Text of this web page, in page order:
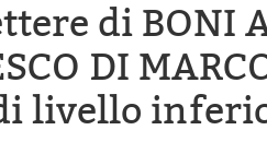
di BONI
DI
livello